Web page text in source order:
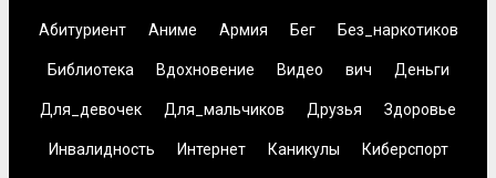
Абитуриент Аниме Армия Бег Без_наркотиков
Библиотека Вдохновение Видео вич Деньги
Для_девочек Для_мальчиков Друзья Здоровье
Инвалидность Интернет Каникулы Киберспорт